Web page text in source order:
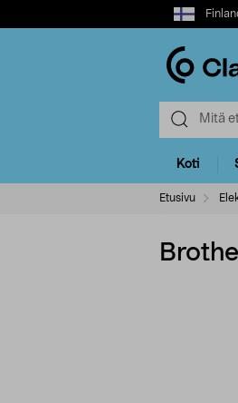
Select
market
Koti
Etusivu